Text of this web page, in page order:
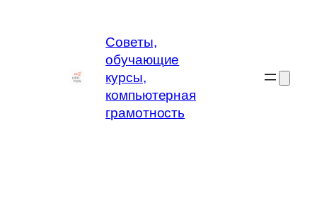
Советы,
обучающие
курсы,
компьютерная
грамотность